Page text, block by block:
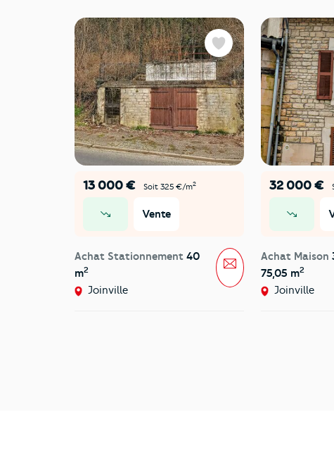
13 000 € Soit 325 €/m2
Vente
Achat Stationnement 40
m2
Joinville
Favoris
Message
32 000 €
Achat Maison
75,05 m2
Joinville